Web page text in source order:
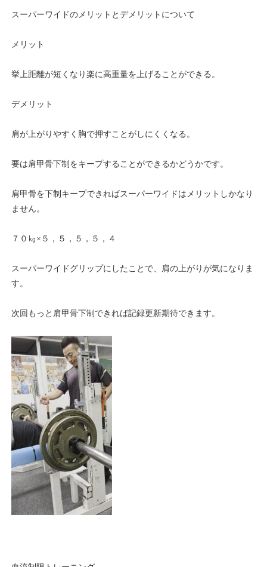
スーパーワイドのメリットとデメリットについて
メリット
挙上距離が短くなり楽に高重量を上げることができる。
デメリット
肩が上がりやすく胸で押すことがしにくくなる。
要は肩甲骨下制をキープすることができるかどうかです。
肩甲骨を下制キープできればスーパーワイドはメリットしかなり
ません。
７０㎏×５，５，５，５，４
スーパーワイドグリップにしたことで、肩の上がりが気になりま
す。
次回もっと肩甲骨下制できれば記録更新期待できます。